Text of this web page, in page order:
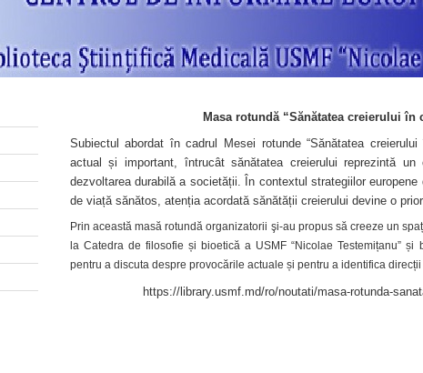
Masa rotundă “Sănătatea creierului
Subiectul abordat în cadrul Mesei rotunde “Sănătatea
actual și important, întrucât sănătatea creierului reprezintă
dezvoltarea durabilă a societății. În contextul strategiilor
de viață sănătos, atenția acordată sănătății creierului devine o
Prin această masă rotundă organizatorii şi-au propus să creeze un
la Catedra de filosofie și bioetică a USMF “Nicolae Testemițanu”
pentru a discuta despre provocările actuale și pentru a identifica
https://library.usmf.md/ro/noutati/masa-rotunda-